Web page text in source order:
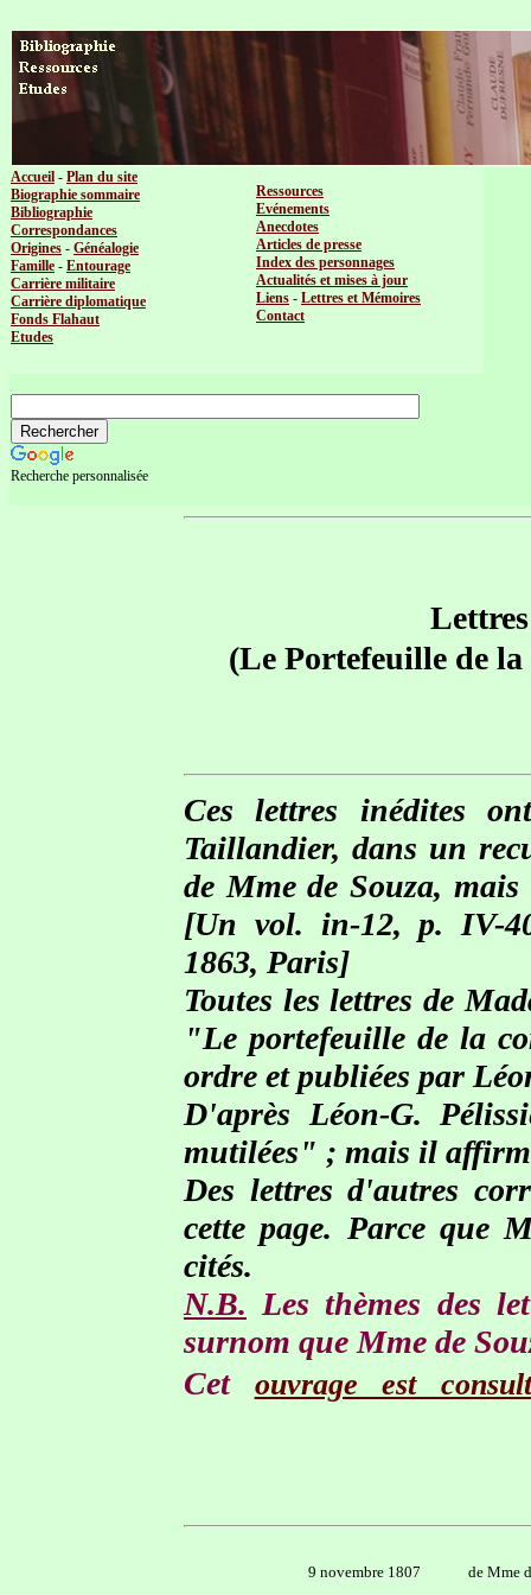
Accueil - Plan du site
Biographie sommaire
Bibliographie
Correspondances
Origines - Généalogie
Famille - Entourage
Carrière militaire
Carrière diplomatique
Fonds Flahaut
Etudes
Ressources
Evénements
Anecdotes
Articles de presse
Index des personnages
Actualités et mises à jour
Liens - Lettres et Mémoires
Contact
Recherche personnalisée
(Le Portefeuille de
Ces lettres inédites
Taillandier, dans un
de Mme de Souza,
[Un vol. in-12, p. IV-
1863, Paris]
Toutes les lettres de
"Le portefeuille de la
ordre et publiées par
D'après Léon-G.
mutilées" ; mais il
Des lettres d'autres
cette page. Parce que
cités.
N.B. Les thèmes des
surnom que Mme de
Cet ouvrage est
9 novembre 1807 de Mme